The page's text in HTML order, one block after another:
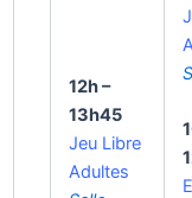
12h –
13h45
Jeu Libre
Adultes